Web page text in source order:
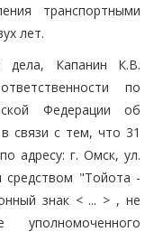
транспортными
лет.
дела, Капанин К.В.
по
Федерации об
связи с тем, что 31
адресу: г. Омск, ул.
средством "Тойота -
знак < ... > , не
уполномоченного